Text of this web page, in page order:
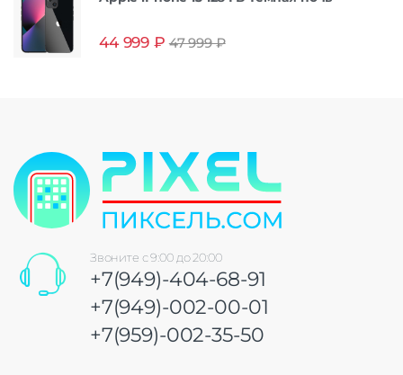
44 999 ₽ 47 999₽
Звоните с 9:00 до 20:00
+7(949)-404-68-91
+7(949)-002-00-01
+7(959)-002-35-50